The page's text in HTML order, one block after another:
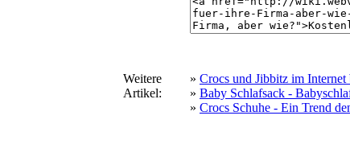
Weitere
Artikel:
» Crocs und Jibbitz im Internet
» Baby Schlafsack -
» Crocs Schuhe - Ein Trend